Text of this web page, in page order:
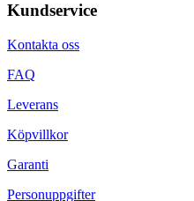
Kundservice
Kontakta oss
FAQ
Leverans
Köpvillkor
Garanti
Personuppgifter